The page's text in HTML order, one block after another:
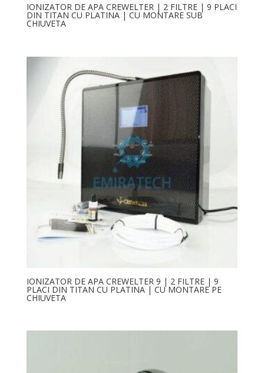
IONIZATOR DE APA CREWELTER | 2 FILTRE | 9 PLACI
DIN TITAN CU PLATINA | CU MONTARE SUB
CHIUVETA
IONIZATOR DE APA CREWELTER 9 | 2 FILTRE | 9
PLACI DIN TITAN CU PLATINA | CU MONTARE PE
CHIUVETA